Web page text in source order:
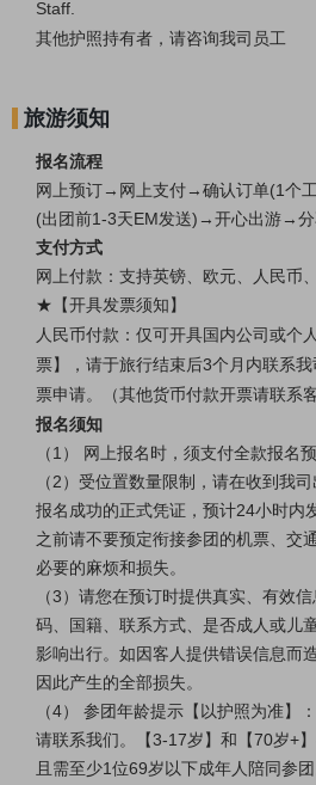
Staff.
其他护照持有者，请咨询我司员工
旅游须知
报名流程
网上预订→网上支付→确认订单(1个
(出团前1-3天EM发送)→开心出游→
支付方式
网上付款：支持英镑、欧元、人民币
★【开具发票须知】
人民币付款：仅可开具国内公司或个
票】，请于旅行结束后3个月内联系
票申请。（其他货币付款开票请联系客
报名须知
（1） 网上报名时，须支付全款报名预
（2）受位置数量限制，请在收到我
报名成功的正式凭证，预计24小时内
之前请不要预定衔接参团的机票、交
必要的麻烦和损失。
（3）请您在预订时提供真实、有效
码、国籍、联系方式、是否成人或儿
影响出行。如因客人提供错误信息而
因此产生的全部损失。
（4） 参团年龄提示【以护照为准】
请联系我们。【3-17岁】和【70岁+
且需至少1位69岁以下成年人陪同参